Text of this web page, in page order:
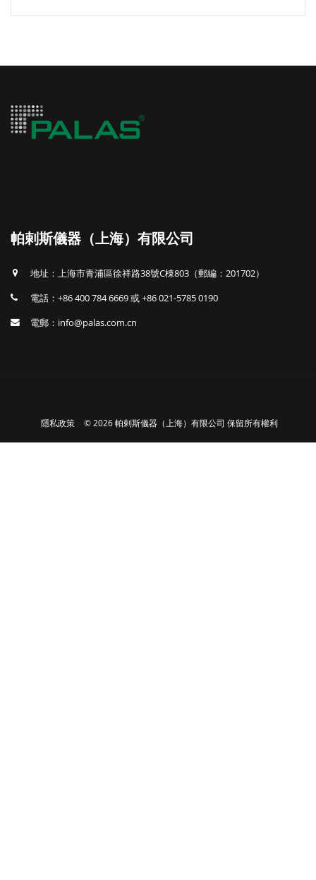
帕剌斯儀器（上海）有限公司
地址：上海市青浦區徐祥路38號C棟803（郵編：201702）
電話：+86 400 784 6669 或 +86 021-5785 0190
電郵：info@palas.com.cn
隱私政策 © 2026 帕剌斯儀器（上海）有限公司 保留所有權利